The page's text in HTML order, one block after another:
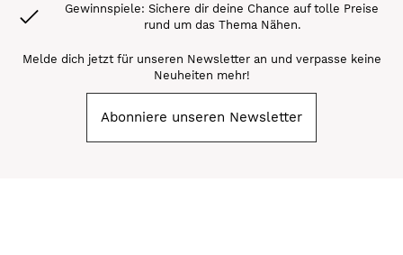
Gewinnspiele: Sichere dir deine Chance auf tolle Preise
rund um das Thema Nähen.
Melde dich jetzt für unseren Newsletter an und verpasse keine
Neuheiten mehr!
Abonniere unseren Newsletter